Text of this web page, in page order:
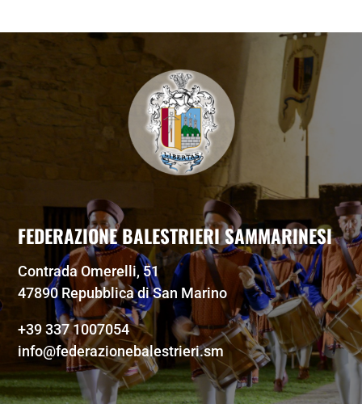
FEDERAZIONE BALESTRIERI SAMMARINESI
Contrada Omerelli, 51
47890 Repubblica di San Marino
+39 337 1007054
info@federazionebalestrieri.sm